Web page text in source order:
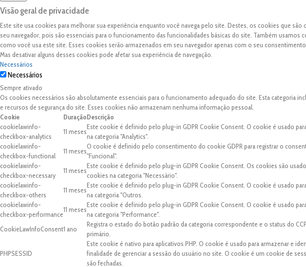
Visão geral de privacidade
Este site usa cookies para melhorar sua experiência enquanto você navega pelo site. Destes, os cookies que
seu navegador, pois são essenciais para o funcionamento das funcionalidades básicas do site. Também usamos
como você usa este site. Esses cookies serão armazenados em seu navegador apenas com o seu
Mas desativar alguns desses cookies pode afetar sua experiência de navegação.
Necessários
Necessários
Sempre ativado
Os cookies necessários são absolutamente essenciais para o funcionamento adequado do site. Esta categoria
e recursos de segurança do site. Esses cookies não armazenam nenhuma informação pessoal.
Cookie
DuraçãoDescrição
cookielawinfo-
checkbox-analytics
11 meses
Este cookie é definido pelo plug-in GDPR Cookie Consent. O cookie é usado
na categoria "Analytics".
cookielawinfo-
checkbox-functional
11 meses
O cookie é definido pelo consentimento do cookie GDPR para registrar o
"Funcional".
cookielawinfo-
checkbox-necessary
11 meses
Este cookie é definido pelo plug-in GDPR Cookie Consent. Os cookies são
cookies na categoria "Necessário".
cookielawinfo-
checkbox-others
11 meses
Este cookie é definido pelo plug-in GDPR Cookie Consent. O cookie é usado
na categoria "Outros.
cookielawinfo-
checkbox-performance
11 meses
Este cookie é definido pelo plug-in GDPR Cookie Consent. O cookie é usado
na categoria "Performance".
CookieLawInfoConsent1 ano
Registra o estado do botão padrão da categoria correspondente e o status do
primário.
PHPSESSID
Este cookie é nativo para aplicativos PHP. O cookie é usado para armazenar e
finalidade de gerenciar a sessão do usuário no site. O cookie é um cookie de
são fechadas.